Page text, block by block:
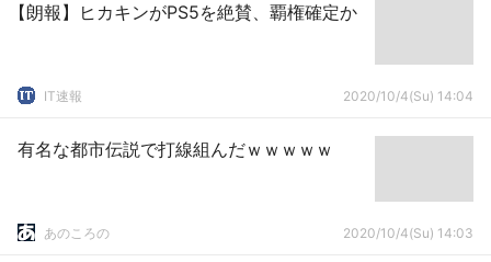
【朗報】ヒカキンがPS5を絶賛、覇権確定か
IT速報 2020/10/4(Su) 14:04
有名な都市伝説で打線組んだｗｗｗｗｗ
あのころの 2020/10/4(Su) 14:03